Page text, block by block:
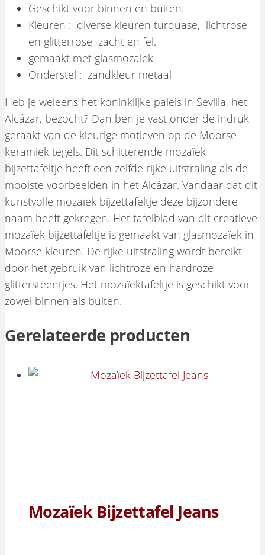
Geschikt voor binnen en buiten.
Kleuren : diverse kleuren turquase, lichtrose
en glitterrose zacht en fel.
gemaakt met glasmozaiek
Onderstel : zandkleur metaal
Heb je weleens het koninklijke paleis in Sevilla, het
Alcázar, bezocht? Dan ben je vast onder de indruk
geraakt van de kleurige motieven op de Moorse
keramiek tegels. Dit schitterende mozaïek
bijzettafeltje heeft een zelfde rijke uitstraling als de
mooiste voorbeelden in het Alcázar. Vandaar dat dit
kunstvolle mozaïek bijzettafeltje deze bijzondere
naam heeft gekregen. Het tafelblad van dit creatieve
mozaïek bijzettafeltje is gemaakt van glasmozaïek in
Moorse kleuren. De rijke uitstraling wordt bereikt
door het gebruik van lichtroze en hardroze
glittersteentjes. Het mozaïektafeltje is geschikt voor
zowel binnen als buiten.
Gerelateerde producten
Mozaïek Bijzettafel Jeans